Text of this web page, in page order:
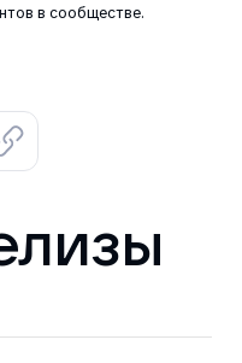
в сообществе.